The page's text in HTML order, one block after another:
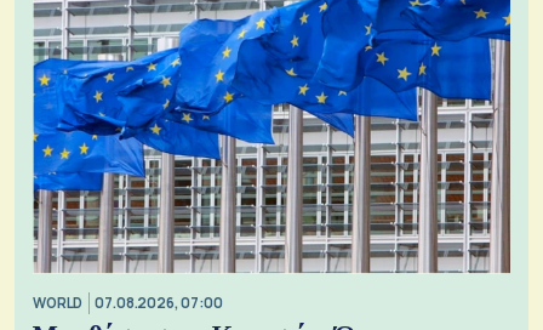
WORLD 07.08.2026, 07:00